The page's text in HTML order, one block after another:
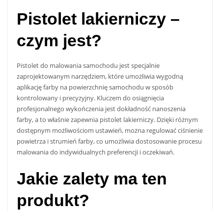
Pistolet lakierniczy –
czym jest?
Pistolet do malowania samochodu jest specjalnie
zaprojektowanym narzędziem, które umożliwia wygodną
aplikację farby na powierzchnię samochodu w sposób
kontrolowany i precyzyjny. Kluczem do osiągnięcia
profesjonalnego wykończenia jest dokładność nanoszenia
farby, a to właśnie zapewnia pistolet lakierniczy. Dzięki różnym
dostępnym możliwościom ustawień, można regulować ciśnienie
powietrza i strumień farby, co umożliwia dostosowanie procesu
malowania do indywidualnych preferencji i oczekiwań.
Jakie zalety ma ten
produkt?